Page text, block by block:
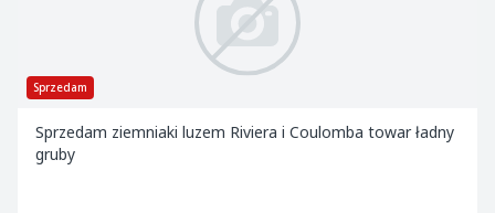
Sprzedam
Sprzedam ziemniaki luzem Riviera i Coulomba towar ładny
gruby